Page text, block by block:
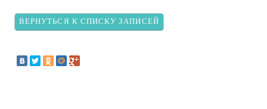
ВЕРНУТЬСЯ К СПИСКУ ЗАПИСЕЙ